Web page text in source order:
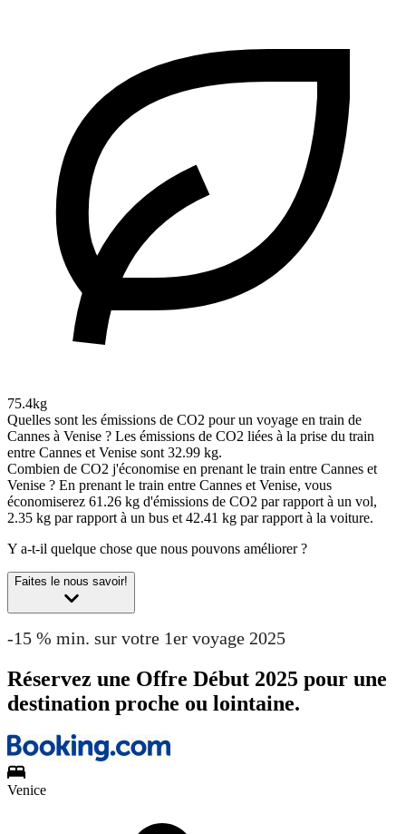
75.4kg
Quelles sont les émissions de CO2 pour un voyage en train de
Cannes à Venise ? Les émissions de CO2 liées à la prise du train
entre Cannes et Venise sont 32.99 kg.
Combien de CO2 j'économise en prenant le train entre Cannes et
Venise ? En prenant le train entre Cannes et Venise, vous
économiserez 61.26 kg d'émissions de CO2 par rapport à un vol,
2.35 kg par rapport à un bus et 42.41 kg par rapport à la voiture.
Y a-t-il quelque chose que nous pouvons améliorer ?
Faites le nous savoir!
-15 % min. sur votre 1er voyage 2025
Réservez une Offre Début 2025 pour une
destination proche ou lointaine.
Venice